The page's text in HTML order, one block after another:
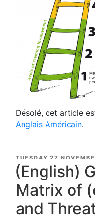
Désolé, cet article
Anglais Américain.
POSTED
ON
TUESDAY 27
(English)
Matrix of
and